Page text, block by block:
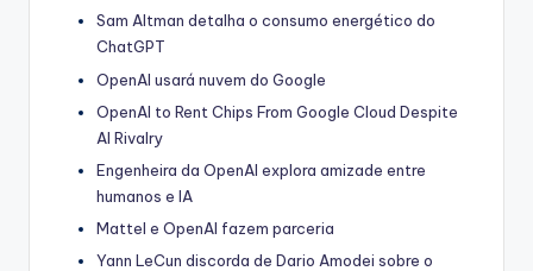
Sam Altman detalha o consumo energético do
ChatGPT
OpenAI usará nuvem do Google
OpenAI to Rent Chips From Google Cloud Despite
AI Rivalry
Engenheira da OpenAI explora amizade entre
humanos e IA
Mattel e OpenAI fazem parceria
Yann LeCun discorda de Dario Amodei sobre o